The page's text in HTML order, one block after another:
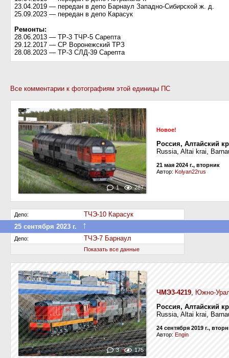
23.04.2019 — передан в депо Барнаул Западно-Сибирской ж. д.
25.09.2023 — передан в депо Карасук
Ремонты:
28.06.2013 — ТР-3 ТЧР-5 Сарепта
29.12.2017 — СР Воронежский ТРЗ
28.08.2023 — ТР-3 СЛД-39 Сарепта
Все комментарии к фотографиям этой единицы ПС
1 287
Новое!
Россия, Алтайский
Russia, Altai krai,
21 мая 2024 г., вторник
Автор: Kolyan22rus
Депо:
ТЧЭ-10 Карасук
25 сентября 2023 г.
↑
Депо: ТЧЭ-7 Барнаул
Показать все данные
3 175
ЧМЭ3-4219, Южно-
Россия, Алтайский
Russia, Altai krai,
24 сентября 2019 г.,
Автор: Engin